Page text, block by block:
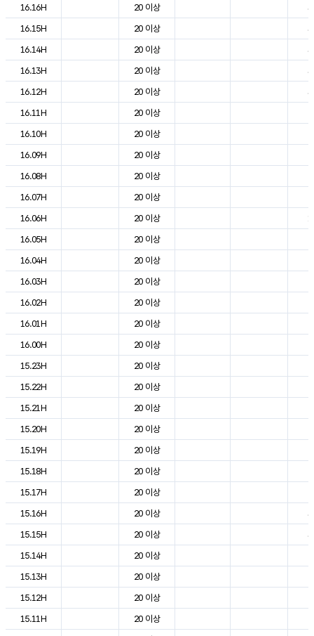
16.16H
20 이상
16.15H
20 이상
16.14H
20 이상
16.13H
20 이상
16.12H
20 이상
16.11H
20 이상
16.10H
20 이상
16.09H
20 이상
16.08H
20 이상
16.07H
20 이상
16.06H
20 이상
16.05H
20 이상
16.04H
20 이상
16.03H
20 이상
16.02H
20 이상
16.01H
20 이상
16.00H
20 이상
15.23H
20 이상
15.22H
20 이상
15.21H
20 이상
15.20H
20 이상
15.19H
20 이상
15.18H
20 이상
15.17H
20 이상
15.16H
20 이상
15.15H
20 이상
15.14H
20 이상
15.13H
20 이상
15.12H
20 이상
15.11H
20 이상